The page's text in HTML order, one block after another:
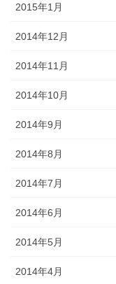
2015年1月
2014年12月
2014年11月
2014年10月
2014年9月
2014年8月
2014年7月
2014年6月
2014年5月
2014年4月